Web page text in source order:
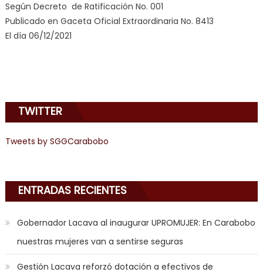
pono
doido,
sinful
joys
of
anal
am
in
mood
play
a
Según Decreto de Ratificación No. 001
Publicado en Gaceta Oficial Extraordinaria No. 8413
El día 06/12/2021
TWITTER
Tweets by SGGCarabobo
ENTRADAS RECIENTES
Gobernador Lacava al inaugurar UPROMUJER: En Carabobo
nuestras mujeres van a sentirse seguras
Gestión Lacava reforzó dotación a efectivos de